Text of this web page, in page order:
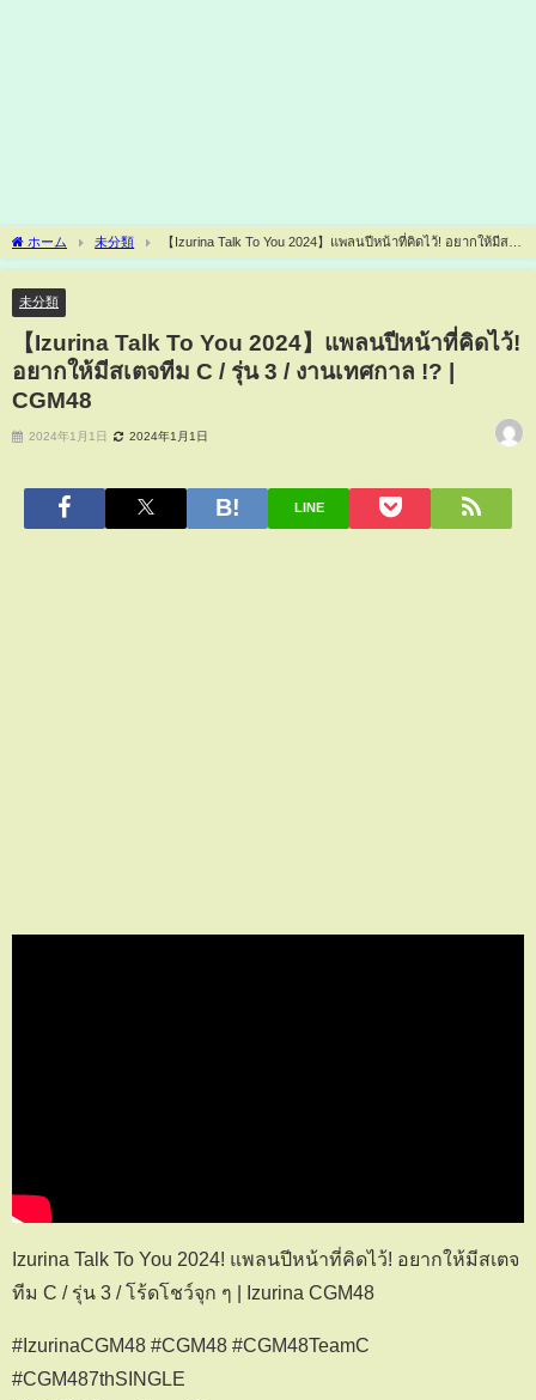
ホーム 未分類
【Izurina Talk To You 2024】แพลนปีหน้าที่คิดไว้! อยากให้มีสเต
จทีม C / รุ่น 3 / งานเทศกาล !? | CGM48
未分類
【Izurina Talk To You 2024】แพลนปีหน้าที่คิดไว้!
อยากให้มีสเตจทีม C / รุ่น 3 / งานเทศกาล !? |
CGM48
2024年1月1日 2024年1月1日
LINE
Izurina Talk To You 2024! แพลนปีหน้าที่คิดไว้! อยากให้มีสเตจ
ทีม C / รุ่น 3 / โร้ดโชว์จุก ๆ | Izurina CGM48
#IzurinaCGM48 #CGM48 #CGM48TeamC
#CGM487thSINGLE